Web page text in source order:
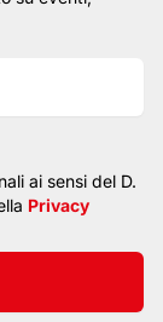
ai sensi del D.
Privacy